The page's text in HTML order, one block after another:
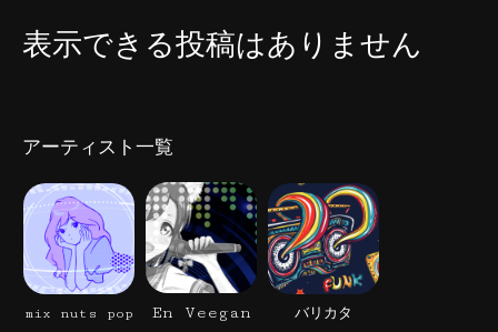
表示できる投稿はありません
アーティスト一覧
mix nuts pop En Veegan バリカタ